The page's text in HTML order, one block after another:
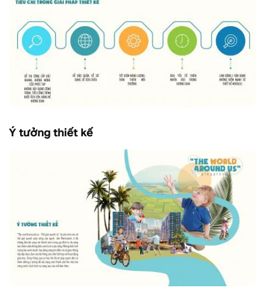
Ý tưởng thiết kế